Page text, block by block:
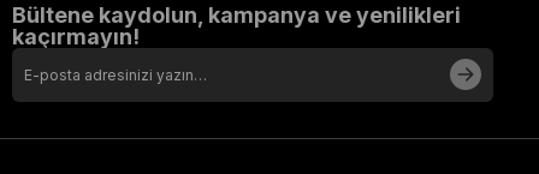
Bültene kaydolun, kampanya ve yenilikleri
kaçırmayın!